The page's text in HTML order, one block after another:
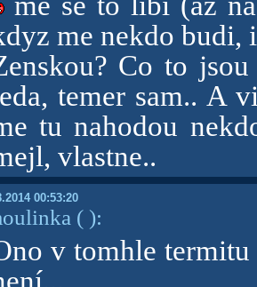
me nekdo budi,
Co to
temer sam.. A
tu nahodou
vlastne..
00:53:20
( ):
v tomhle termitu